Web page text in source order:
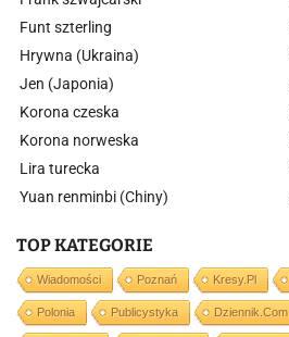
Funt szterling
Hrywna (Ukraina)
Jen (Japonia)
Korona czeska
Korona norweska
Lira turecka
Yuan renminbi (Chiny)
TOP KATEGORIE
Wiadomości Poznań Kresy.pl
Polonia Publicystyka Dziennik.com